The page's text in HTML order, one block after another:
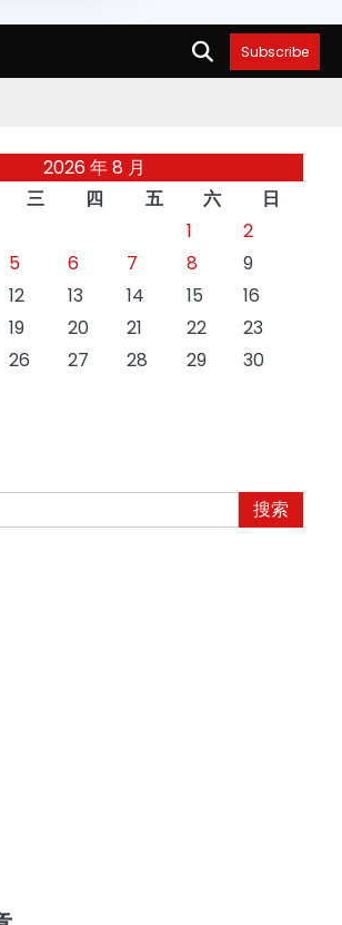
Subscribe
2026 年 8 月
三 四 五 六
日
1
2
5 6 7 8
9
12 13 14 15
16
19 20 21 22
23
26 27 28 29
30